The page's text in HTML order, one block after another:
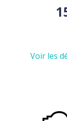
Voir les